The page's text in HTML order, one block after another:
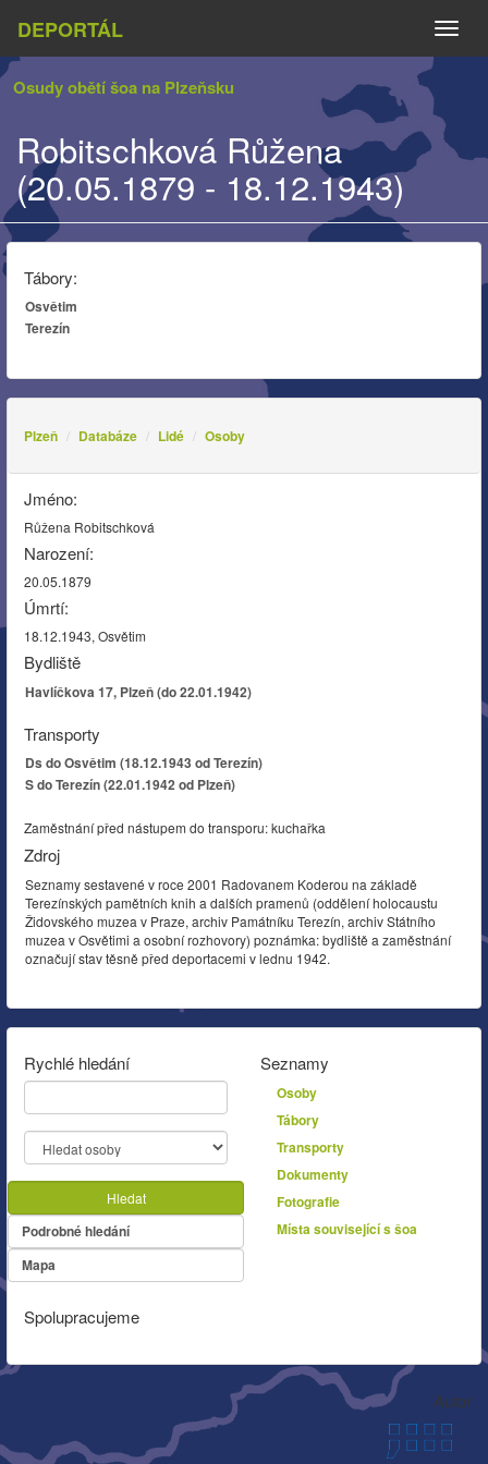
DEPORTÁL
Osudy obětí šoa na Plzeňsku
Robitschková Růžena
(20.05.1879 - 18.12.1943)
Tábory:
Osvětim
Terezín
Plzeň Databáze Lidé Osoby
Jméno:
Růžena Robitschková
Narození:
20.05.1879
Úmrtí:
18.12.1943, Osvětim
Bydliště
Havlíčkova 17, Plzeň (do 22.01.1942)
Transporty
Ds do Osvětim (18.12.1943 od Terezín)
S do Terezín (22.01.1942 od Plzeň)
Zaměstnání před nástupem do transporu: kuchařka
Zdroj
Seznamy sestavené v roce 2001 Radovanem Koderou na základě
Terezínských pamětních knih a dalších pramenů (oddělení holocaustu
Židovského muzea v Praze, archiv Památníku Terezín, archiv Státního
muzea v Osvětimi a osobní rozhovory) poznámka: bydliště a zaměstnání
označují stav těsně před deportacemi v lednu 1942.
Rychlé hledání
Hledat
Podrobné hledání
Mapa
Seznamy
Osoby
Tábory
Transporty
Dokumenty
Fotografie
Místa související s šoa
Spolupracujeme
Autor